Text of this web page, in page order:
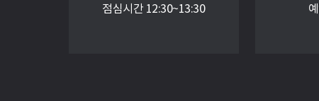
점심시간 12:30~13:30